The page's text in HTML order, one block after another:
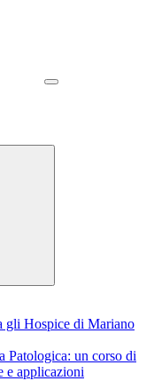
gli Hospice di Mariano
Patologica: un corso di
e applicazioni